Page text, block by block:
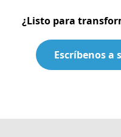
¿Listo para
Escríbenos a